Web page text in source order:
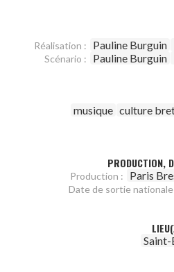
Réalisation : Pauline Burguin
Scénario : Pauline Burguin
musique culture
PRODUCTION,
Production : Paris
Date de sortie nationale